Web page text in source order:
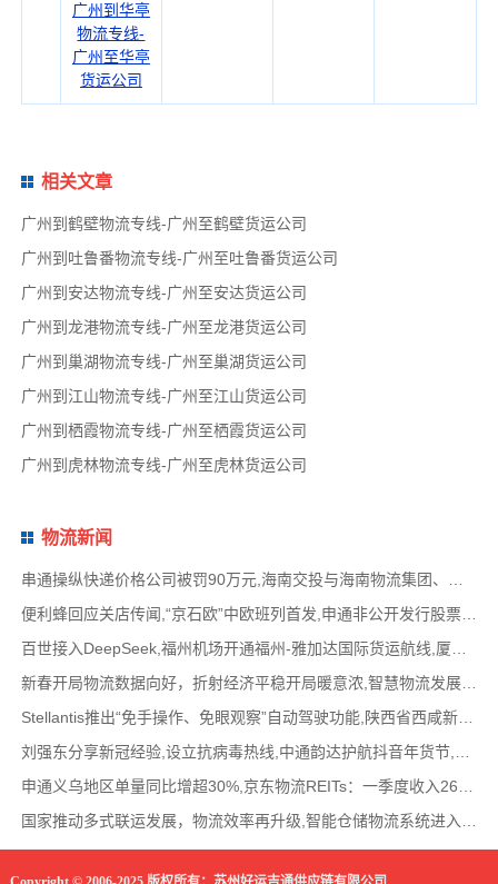
广州到华亭
物流专线-
广州至华亭
货运公司
相关文章
广州到鹤壁物流专线-广州至鹤壁货运公司
广州到吐鲁番物流专线-广州至吐鲁番货运公司
广州到安达物流专线-广州至安达货运公司
广州到龙港物流专线-广州至龙港货运公司
广州到巢湖物流专线-广州至巢湖货运公司
广州到江山物流专线-广州至江山货运公司
广州到栖霞物流专线-广州至栖霞货运公司
广州到虎林物流专线-广州至虎林货运公司
物流新闻
便利蜂回应关店传闻,“京石欧”中欧班列首发,申通非公开发行股票方案失效,老挝中通和老挝
百世接入DeepSeek,福州机场开通福州-雅加达国际货运航线,厦门拟立法保障网约配送员劳动权益
新春开局物流数据向好，折射经济平稳开局暖意浓,智慧物流发展迅猛，新一代信息技术深度融
Stellantis推出“免手操作、免眼观察”自动驾驶功能,陕西省西咸新区公示首批智能网联道路测试